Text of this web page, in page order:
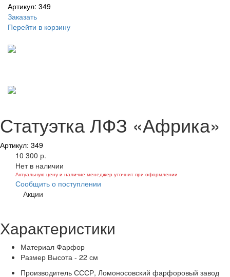
Артикул: 349
Заказать
Перейти в корзину
Статуэтка ЛФЗ «Африка»
Артикул: 349
10 300 р.
Нет в наличии
Актуальную цену и наличие менеджер уточнит при оформлении
Сообщить о поступлении
Акции
Характеристики
Материал Фарфор
Размер Высота - 22 см
Производитель СССР, Ломоносовский фарфоровый завод